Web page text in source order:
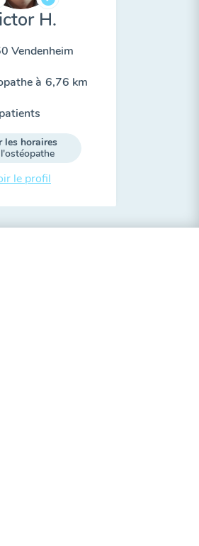
H.
Vendenheim
à 6,76 km
les horaires
le profil